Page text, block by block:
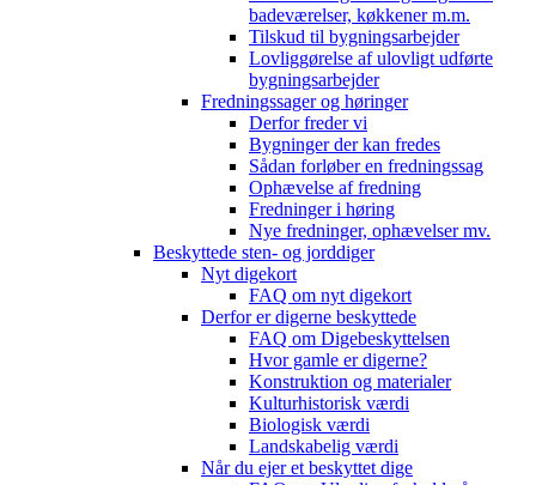
badeværelser, køkkener m.m.
Tilskud til bygningsarbejder
Lovliggørelse af ulovligt udførte
bygningsarbejder
Fredningssager og høringer
Derfor freder vi
Bygninger der kan fredes
Sådan forløber en fredningssag
Ophævelse af fredning
Fredninger i høring
Nye fredninger, ophævelser mv.
Beskyttede sten- og jorddiger
Nyt digekort
FAQ om nyt digekort
Derfor er digerne beskyttede
FAQ om Digebeskyttelsen
Hvor gamle er digerne?
Konstruktion og materialer
Kulturhistorisk værdi
Biologisk værdi
Landskabelig værdi
Når du ejer et beskyttet dige